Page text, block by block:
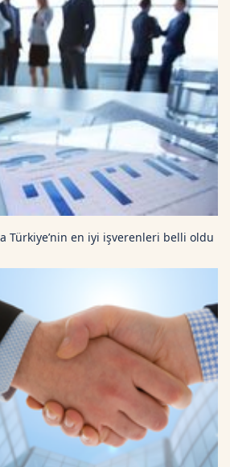
Türkiye’nin en iyi işverenleri belli oldu